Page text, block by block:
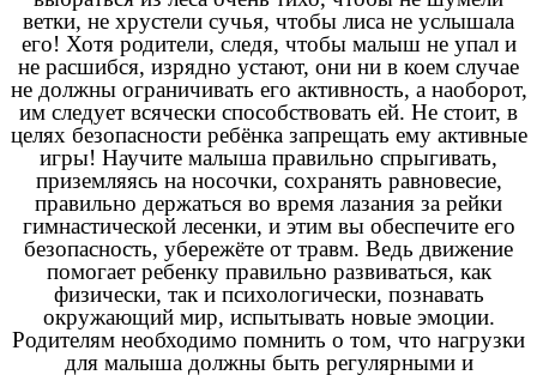
ветки, не хрустели сучья, чтобы лиса не услышала
его! Хотя родители, следя, чтобы малыш не упал и
не расшибся, изрядно устают, они ни в коем случае
не должны ограничивать его активность, а наоборот,
им следует всячески способствовать ей. Не стоит, в
целях безопасности ребёнка запрещать ему активные
игры! Научите малыша правильно спрыгивать,
приземляясь на носочки, сохранять равновесие,
правильно держаться во время лазания за рейки
гимнастической лесенки, и этим вы обеспечите его
безопасность, убережёте от травм. Ведь движение
помогает ребенку правильно развиваться, как
физически, так и психологически, познавать
окружающий мир, испытывать новые эмоции.
Родителям необходимо помнить о том, что нагрузки
для малыша должны быть регулярными и